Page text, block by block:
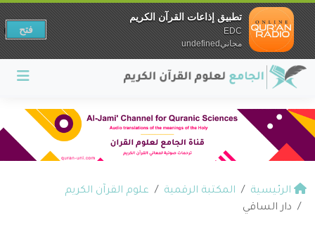
الرئيسية المكتبة الرقمية
علوم القرآن الكريم
دار الساقي
تطبيق إذاعات القرآن الكريم
EDC
مجانيundefined
فتح